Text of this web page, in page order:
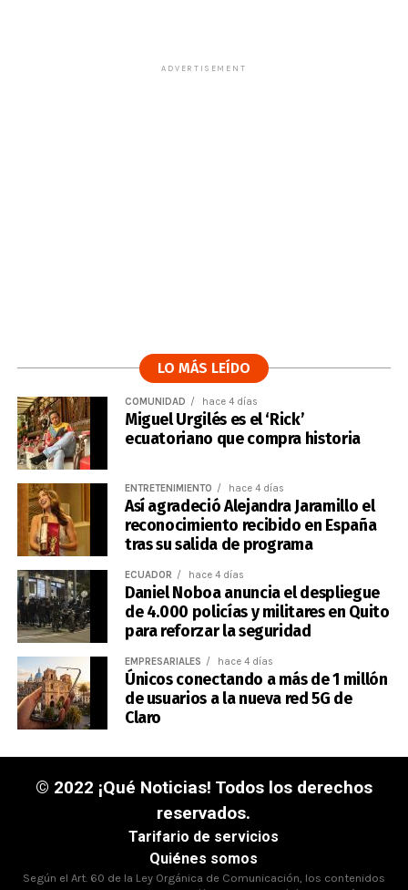
ADVERTISEMENT
LO MÁS LEÍDO
COMUNIDAD hace 4 días
Miguel Urgilés es el ‘Rick’
ecuatoriano que compra historia
ENTRETENIMIENTO hace 4 días
Así agradeció Alejandra Jaramillo el
reconocimiento recibido en España
tras su salida de programa
ECUADOR hace 4 días
Daniel Noboa anuncia el despliegue
de 4.000 policías y militares en Quito
para reforzar la seguridad
EMPRESARIALES hace 4 días
Únicos conectando a más de 1 millón
de usuarios a la nueva red 5G de
Claro
© 2022 ¡Qué Noticias! Todos los derechos
reservados.
Tarifario de servicios
Quiénes somos
Según el Art. 60 de la Ley Orgánica de Comunicación, los contenidos